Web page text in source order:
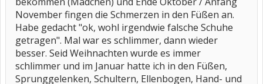
November fingen die Schmerzen in den Füßen an.
Habe gedacht "ok, wohl irgendwie falsche Schuhe
getragen". Mal war es schlimmer, dann wieder
besser. Seid Weihnachten wurde es immer
schlimmer und im Januar hatte ich in den Füßen,
Sprunggelenken, Schultern, Ellenbogen, Hand- und